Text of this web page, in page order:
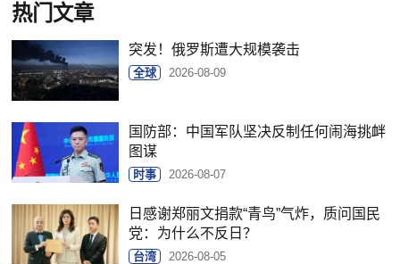
热门文章
突发！俄罗斯遭大规模袭击
全球 2026-08-09
国防部：中国军队坚决反制任何闹海挑衅
图谋
时事 2026-08-07
日感谢郑丽文捐款“青鸟”气炸，质问国民
党：为什么不反日？
台湾 2026-08-05